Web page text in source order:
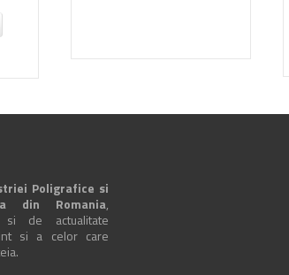
Poligrafice si
din Romania,
si de actualitate
si a celor care